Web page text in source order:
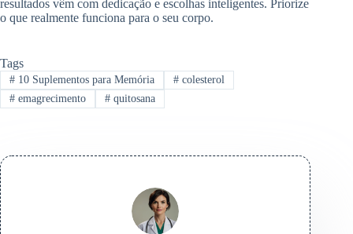
resultados vêm com dedicação e escolhas inteligentes. Priorize
o que realmente funciona para o seu corpo.
Tags
#10 Suplementos para Memória #colesterol
#emagrecimento #quitosana